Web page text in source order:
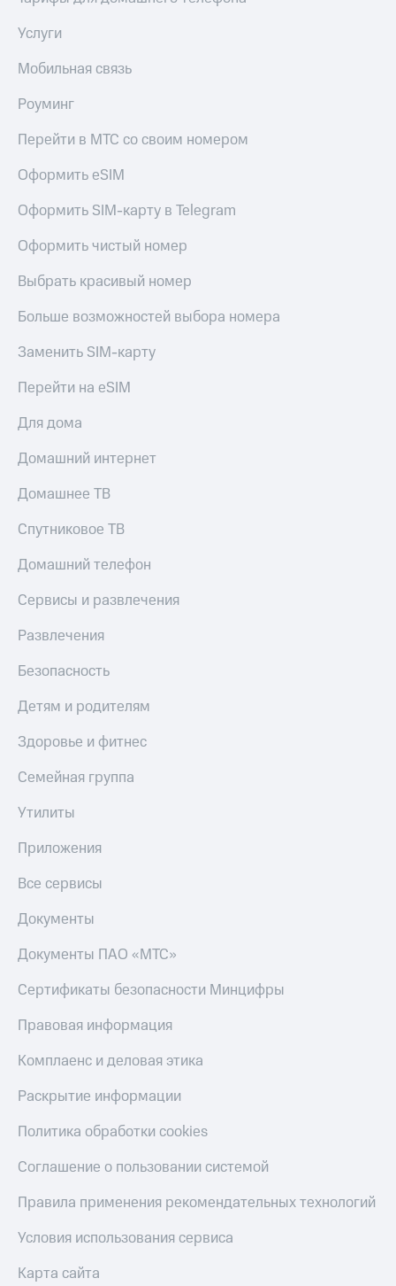
Услуги
Мобильная связь
Роуминг
Перейти в МТС со своим номером
Оформить eSIM
Оформить SIM-карту в Telegram
Оформить чистый номер
Выбрать красивый номер
Больше возможностей выбора номера
Заменить SIM-карту
Перейти на eSIM
Для дома
Домашний интернет
Домашнее ТВ
Спутниковое ТВ
Домашний телефон
Сервисы и развлечения
Развлечения
Безопасность
Детям и родителям
Здоровье и фитнес
Семейная группа
Утилиты
Приложения
Все сервисы
Документы
Документы ПАО «МТС»
Сертификаты безопасности Минцифры
Правовая информация
Комплаенс и деловая этика
Раскрытие информации
Политика обработки cookies
Соглашение о пользовании системой
Правила применения рекомендательных технологий
Условия использования сервиса
Карта сайта